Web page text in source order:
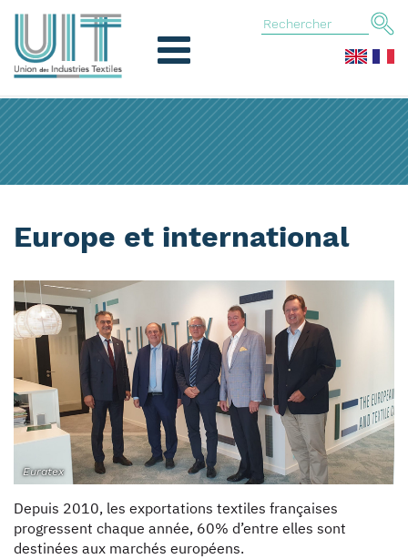
Europe et international
Euratex
Depuis 2010, les exportations textiles françaises
progressent chaque année, 60% d’entre elles sont
destinées aux marchés européens.